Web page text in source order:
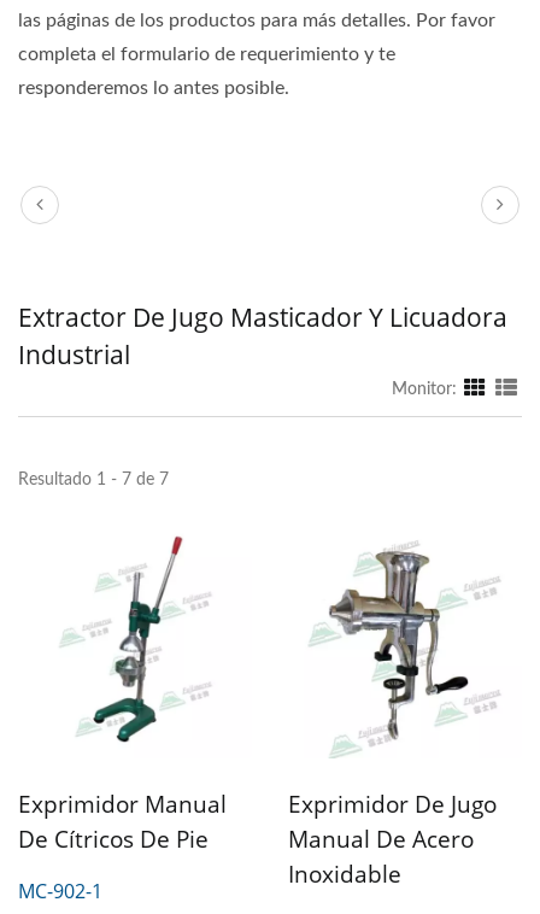
las páginas de los productos para más detalles. Por favor
completa el formulario de requerimiento y te
responderemos lo antes posible.
Extractor De Jugo Masticador Y Licuadora
Industrial
Monitor:
Resultado 1 - 7 de 7
Exprimidor Manual
De Cítricos De Pie
MC-902-1
Exprimidor De Jugo
Manual De Acero
Inoxidable